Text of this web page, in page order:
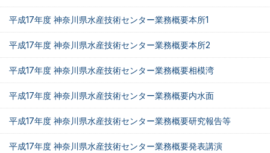
平成17年度 神奈川県水産技術センター業務概要本所1
平成17年度 神奈川県水産技術センター業務概要本所2
平成17年度 神奈川県水産技術センター業務概要相模湾
平成17年度 神奈川県水産技術センター業務概要内水面
平成17年度 神奈川県水産技術センター業務概要研究報告等
平成17年度 神奈川県水産技術センター業務概要発表講演